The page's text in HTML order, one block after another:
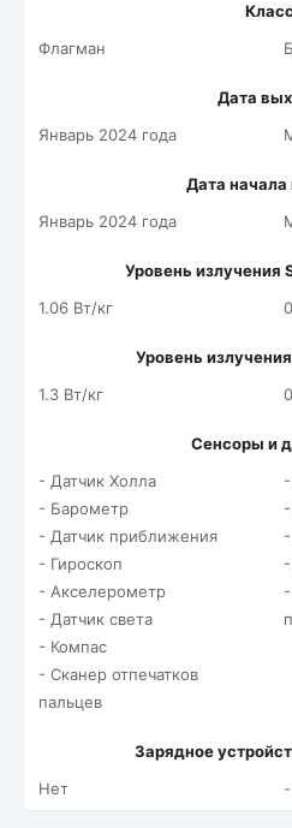
Класс
Флагман
Дата
Январь 2024 года
Дата
Январь 2024 года
Уровень излучения
1.06 Вт/кг
Уровень
1.3 Вт/кг
Сенсоры и
- Датчик Холла
- Барометр
- Датчик приближения
- Гироскоп
- Акселерометр
- Датчик света
- Компас
- Сканер отпечатков
пальцев
Зарядное
Нет
-